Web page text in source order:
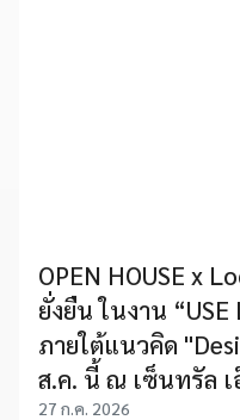
OPEN HOUSE x
ยั่งยืน ในงาน “USE
ภายใต้แนวคิด
ส.ค. นี้ ณ เซ็นทรัล
27 ก.ค. 2026